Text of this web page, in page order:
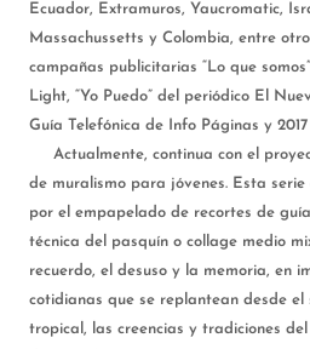
Ecuador, Extramuros, Yaucromatic,
Massachussetts y Colombia, entre
campañas publicitarias “Lo que
Light, “Yo Puedo” del periódico El
Guía Telefónica de Info Páginas y
Actualmente, continua con el
de muralismo para jóvenes. Esta
por el empapelado de recortes de
técnica del pasquín o collage medio
recuerdo, el desuso y la memoria, en
cotidianas que se replantean desde el
tropical, las creencias y tradiciones